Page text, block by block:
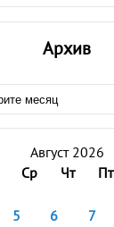
Архив
Август 2026
Ср Чт Пт
5 6 7